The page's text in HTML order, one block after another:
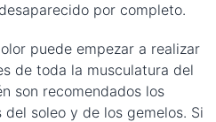
por completo.
puede empezar a realizar
de toda la musculatura del
son recomendados los
del soleo y de los gemelos. Si